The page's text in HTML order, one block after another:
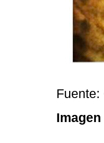
Fuente:
Imagen